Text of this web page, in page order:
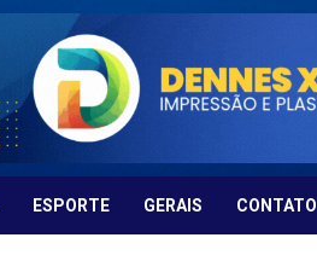
ESPORTE GERAIS CONTATO